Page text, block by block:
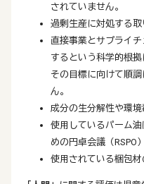
されていません。
過剰生産に対処する取
直接事業とサプライ
するという科学的根拠
その目標に向けて順
ん。
成分の生分解性や環境
使用しているパーム
めの円卓会議（RSPO
使用されている梱包材